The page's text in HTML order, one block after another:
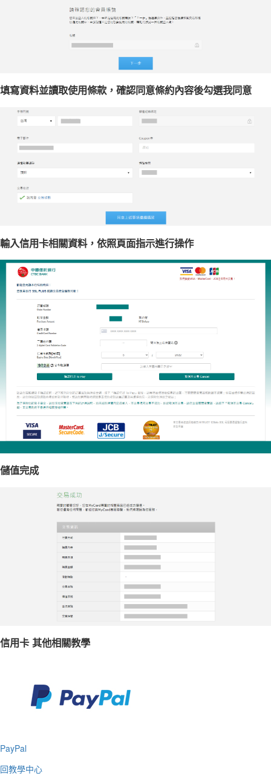
填寫資料並讀取使用條款，確認同意條約內容後勾選我同意
輸入信用卡相關資料，依照頁面指示進行操作
儲值完成
信用卡 其他相關教學
PayPal
回教學中心